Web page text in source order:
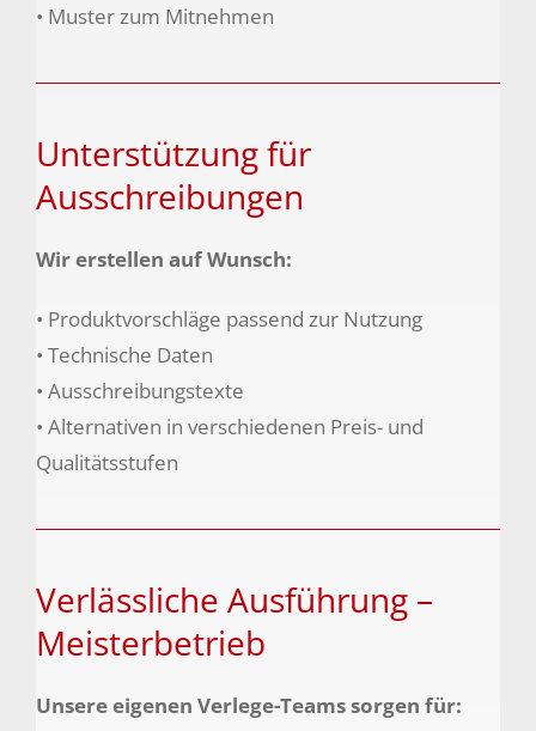
• Muster zum Mitnehmen
Unterstützung für
Ausschreibungen
Wir erstellen auf Wunsch:
• Produktvorschläge passend zur Nutzung
• Technische Daten
• Ausschreibungstexte
• Alternativen in verschiedenen Preis- und
Qualitätsstufen
Verlässliche Ausführung –
Meisterbetrieb
Unsere eigenen Verlege-Teams sorgen für: